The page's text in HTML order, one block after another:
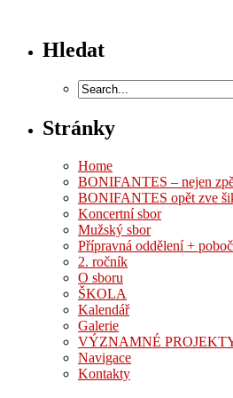
Hledat
Stránky
Home
BONIFANTES – nejen
BONIFANTES opět zve
Koncertní sbor
Mužský sbor
Přípravná oddělení +
2. ročník
O sboru
ŠKOLA
Kalendář
Galerie
VÝZNAMNÉ
Navigace
Kontakty